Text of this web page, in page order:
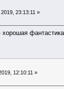
23:13:11 »
12:10:11 »